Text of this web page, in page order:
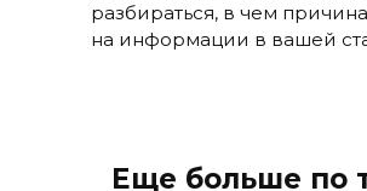
разбираться, в чем
на информации в вашей
Еще больше по